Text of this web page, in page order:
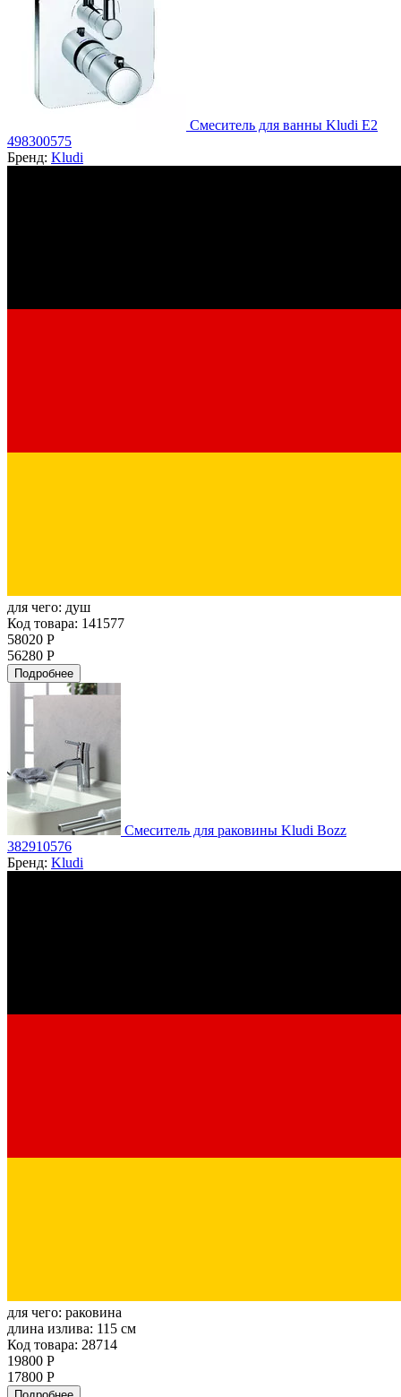
Смеситель для ванны Kludi E2
498300575
Бренд: Kludi
для чего: душ
Код товара: 141577
58020 Р
56280 Р
Подробнее
Смеситель для раковины Kludi Bozz
382910576
Бренд: Kludi
для чего: раковина
длина излива: 115 см
Код товара: 28714
19800 Р
17800 Р